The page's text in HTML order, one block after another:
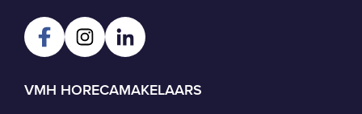
VMH HORECAMAKELAARS